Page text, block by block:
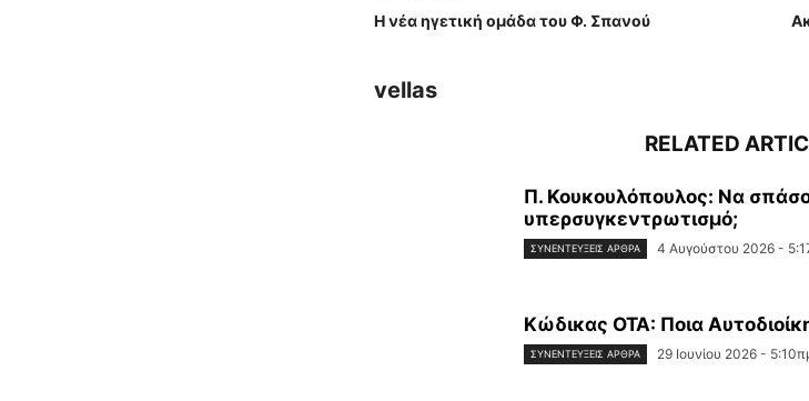
Η νέα ηγετική ομάδα του Φ. Σπανού
vellas
RELATED
Π. Κουκουλόπουλος: Να
υπερσυγκεντρωτισμό;
ΣΥΝΕΝΤΕΎΞΕΙΣ ΆΡΘΡΑ 4 Αυγούστου 2026 -
Κώδικας ΟΤΑ: Ποια
ΣΥΝΕΝΤΕΎΞΕΙΣ ΆΡΘΡΑ 29 Ιουνίου 2026 -